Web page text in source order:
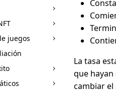
juegos
La tasa
que hayan
cambiar el